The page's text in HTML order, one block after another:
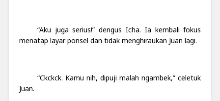
“Aku juga serius!” dengus Icha. Ia kembali fokus
menatap layar ponsel dan tidak menghiraukan Juan lagi.
“Ckckck. Kamu nih, dipuji malah ngambek,” celetuk
Juan.